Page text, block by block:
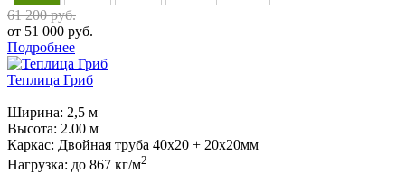
61 200 руб.
от 51 000 руб.
Подробнее
Теплица Гриб
Ширина: 2,5 м
Высота: 2.00 м
Каркас: Двойная труба 40х20 + 20х20мм
Нагрузка: до 867 кг/м2